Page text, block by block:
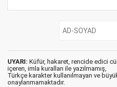
UYARI: Küfür, hakaret, rencide edici
içeren, imla kuralları ile yazılmamış,
Türkçe karakter kullanılmayan ve
onaylanmamaktadır.